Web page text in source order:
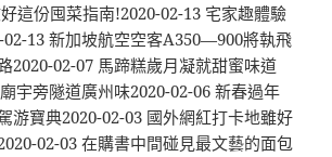
這份囤菜指南!2020-02-13 宅家趣體驗
02-13 新加坡航空空客A350—900將執飛
2020-02-07 馬蹄糕歲月凝就甜蜜味道
宇旁隧道廣州味2020-02-06 新春過年
游寶典2020-02-03 國外網紅打卡地雖好
02-03 在購書中間碰見最文藝的面包